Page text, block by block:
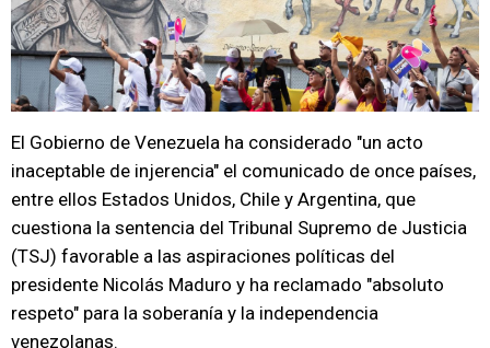
El Gobierno de Venezuela ha considerado "un acto
inaceptable de injerencia" el comunicado de once países,
entre ellos Estados Unidos, Chile y Argentina, que
cuestiona la sentencia del Tribunal Supremo de Justicia
(TSJ) favorable a las aspiraciones políticas del
presidente Nicolás Maduro y ha reclamado "absoluto
respeto" para la soberanía y la independencia
venezolanas.